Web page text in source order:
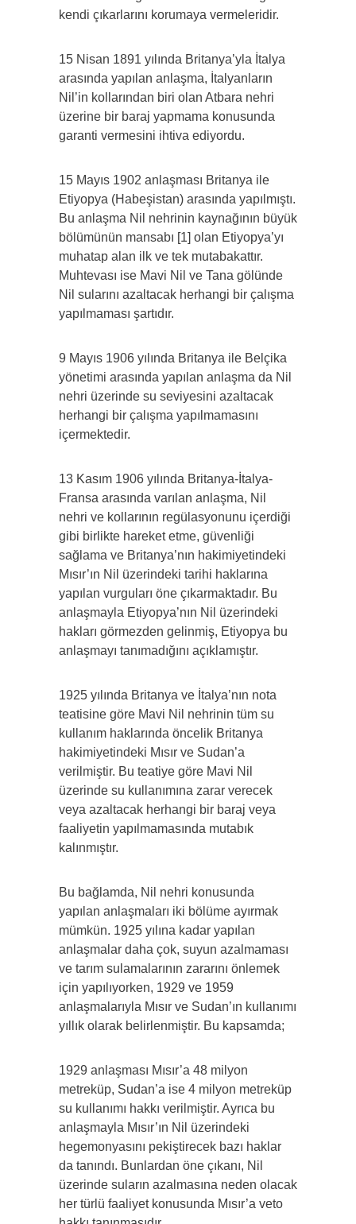
kendi çıkarlarını korumaya vermeleridir.
15 Nisan 1891 yılında Britanya’yla İtalya
arasında yapılan anlaşma, İtalyanların
Nil’in kollarından biri olan Atbara nehri
üzerine bir baraj yapmama konusunda
garanti vermesini ihtiva ediyordu.
15 Mayıs 1902 anlaşması Britanya ile
Etiyopya (Habeşistan) arasında yapılmıştı.
Bu anlaşma Nil nehrinin kaynağının büyük
bölümünün mansabı [1] olan Etiyopya’yı
muhatap alan ilk ve tek mutabakattır.
Muhtevası ise Mavi Nil ve Tana gölünde
Nil sularını azaltacak herhangi bir çalışma
yapılmaması şartıdır.
9 Mayıs 1906 yılında Britanya ile Belçika
yönetimi arasında yapılan anlaşma da Nil
nehri üzerinde su seviyesini azaltacak
herhangi bir çalışma yapılmamasını
içermektedir.
13 Kasım 1906 yılında Britanya-İtalya-
Fransa arasında varılan anlaşma, Nil
nehri ve kollarının regülasyonunu içerdiği
gibi birlikte hareket etme, güvenliği
sağlama ve Britanya’nın hakimiyetindeki
Mısır’ın Nil üzerindeki tarihi haklarına
yapılan vurguları öne çıkarmaktadır. Bu
anlaşmayla Etiyopya’nın Nil üzerindeki
hakları görmezden gelinmiş, Etiyopya bu
anlaşmayı tanımadığını açıklamıştır.
1925 yılında Britanya ve İtalya’nın nota
teatisine göre Mavi Nil nehrinin tüm su
kullanım haklarında öncelik Britanya
hakimiyetindeki Mısır ve Sudan’a
verilmiştir. Bu teatiye göre Mavi Nil
üzerinde su kullanımına zarar verecek
veya azaltacak herhangi bir baraj veya
faaliyetin yapılmamasında mutabık
kalınmıştır.
Bu bağlamda, Nil nehri konusunda
yapılan anlaşmaları iki bölüme ayırmak
mümkün. 1925 yılına kadar yapılan
anlaşmalar daha çok, suyun azalmaması
ve tarım sulamalarının zararını önlemek
için yapılıyorken, 1929 ve 1959
anlaşmalarıyla Mısır ve Sudan’ın kullanımı
yıllık olarak belirlenmiştir. Bu kapsamda;
1929 anlaşması Mısır’a 48 milyon
metreküp, Sudan’a ise 4 milyon metreküp
su kullanımı hakkı verilmiştir. Ayrıca bu
anlaşmayla Mısır’ın Nil üzerindeki
hegemonyasını pekiştirecek bazı haklar
da tanındı. Bunlardan öne çıkanı, Nil
üzerinde suların azalmasına neden olacak
her türlü faaliyet konusunda Mısır’a veto